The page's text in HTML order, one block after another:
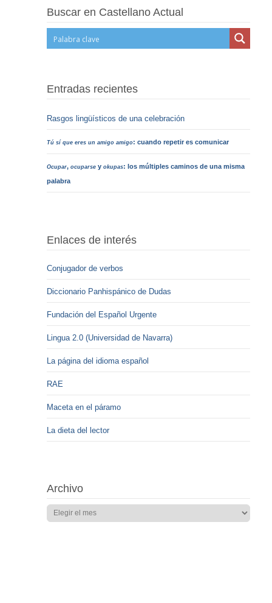
Buscar en Castellano Actual
Entradas recientes
Rasgos lingüísticos de una celebración
Tú sí que eres un amigo amigo: cuando repetir es comunicar
Ocupar,ocuparse yokupas: los múltiples caminos de una misma
palabra
Enlaces de interés
Conjugador de verbos
Diccionario Panhispánico de Dudas
Fundación del Español Urgente
Lingua 2.0 (Universidad de Navarra)
La página del idioma español
RAE
Maceta en el páramo
La dieta del lector
Archivo